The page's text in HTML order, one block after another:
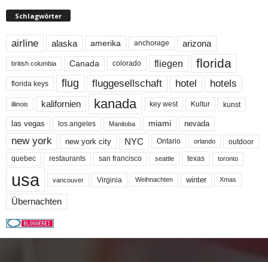
Schlagwörter
airline alaska amerika anchorage arizona
british columbia Canada colorado fliegen florida
florida keys flug fluggesellschaft hotel hotels
illinois kalifornien kanada key west Kultur kunst
las vegas los angeles Manitoba miami nevada
new york new york city NYC Ontario orlando outdoor
quebec restaurants san francisco seattle texas toronto
usa vancouver Virginia Weihnachten winter Xmas
Übernachten